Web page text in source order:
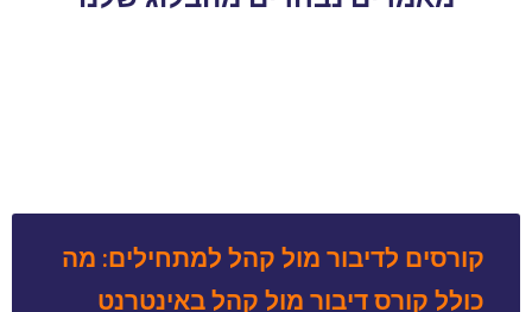
קורסים לדיבור מול קהל למתחילים: מה
כולל קורס דיבור מול קהל באינטרנט